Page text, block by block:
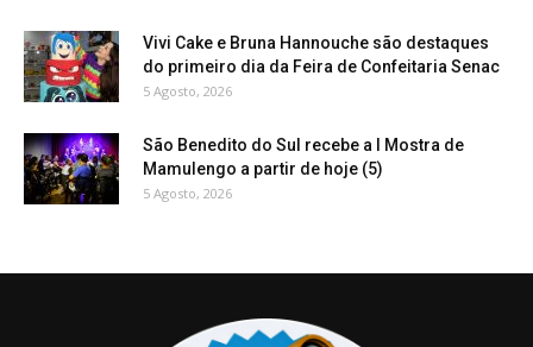
Vivi Cake e Bruna Hannouche são destaques
do primeiro dia da Feira de Confeitaria Senac
5 Agosto, 2026
São Benedito do Sul recebe a I Mostra de
Mamulengo a partir de hoje (5)
5 Agosto, 2026